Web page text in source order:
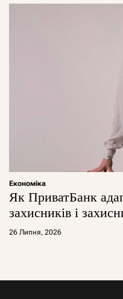
Економіка
Як ПриватБанк
захисників і
26 Липня, 2026